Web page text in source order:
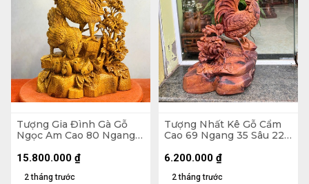
Tượng Gia Đình Gà Gỗ
Ngọc Am Cao 80 Ngang
2 tháng trước
15.800.000 ₫
Tượng Nhất Kê Gỗ Cẩm
Cao 69 Ngang 35 Sâu 22
2 tháng trước
6.200.000 ₫